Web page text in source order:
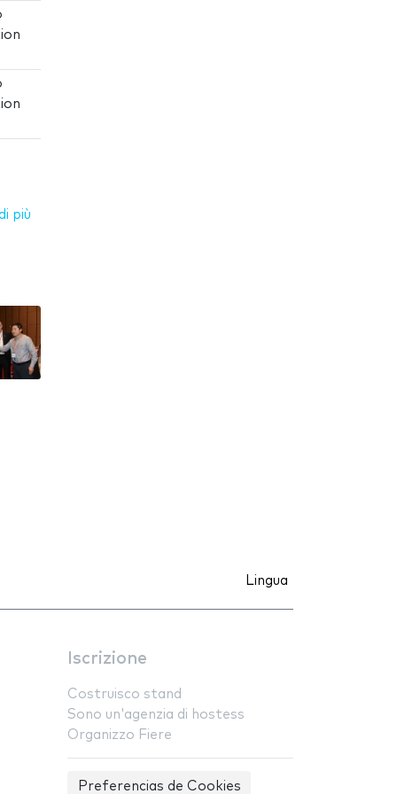
più
Lingua
Iscrizione
Costruisco stand
Sono un'agenzia di hostess
Organizzo Fiere
Preferencias de Cookies